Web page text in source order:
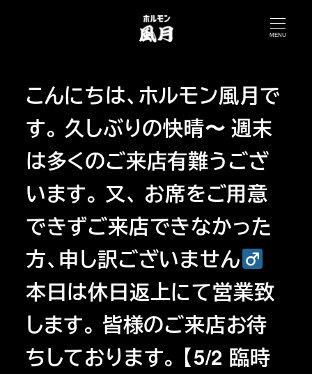
MENU
こんにちは、ホルモン風月で
す。 久しぶりの快晴〜 週末
は多くのご来店有難うござ
います。 又、 お席をご用意
できずご来店できなかった
方、申し訳ございません‍
本日は休日返上にて営業致
します。 皆様のご来店お待
ちしております。 【5/2 臨時